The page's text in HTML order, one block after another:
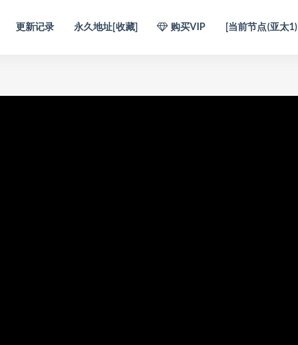
更新记录 永久地址[收藏] 购买VIP [当前节点(亚太1)]